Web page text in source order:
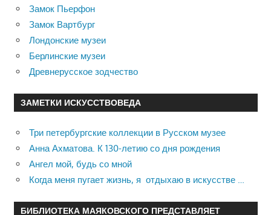
Замок Пьерфон
Замок Вартбург
Лондонские музеи
Берлинские музеи
Древнерусское зодчество
ЗАМЕТКИ ИСКУССТВОВЕДА
Три петербургские коллекции в Русском музее
Анна Ахматова. К 130-летию со дня рождения
Ангел мой, будь со мной
Когда меня пугает жизнь, я отдыхаю в искусстве …
БИБЛИОТЕКА МАЯКОВСКОГО ПРЕДСТАВЛЯЕТ